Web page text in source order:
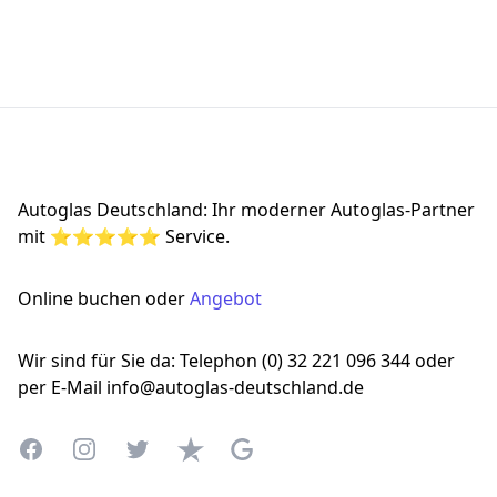
Autoglas Deutschland: Ihr moderner Autoglas-Partner
mit ⭐⭐⭐⭐⭐ Service.
Online buchen oderAngebot
Wir sind für Sie da: Telephon (0) 32 221 096 344 oder
per E-Mail info@autoglas-deutschland.de
FacebookInstagramTwitterTrustpilotGoogle Business Profile